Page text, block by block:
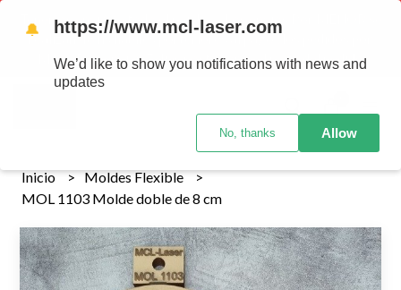
Tenemos envios a todo el pais!........ Los envios Por MENOR se
realizan 48 hs habiles porteriores al pago , los pedidos por
MAYOR se envian 7 dias posteriores al pago del pedido
Inicio
Moldes Flexible
MOL 1103 Molde doble de 8 cm
🔔 https://www.mcl-laser.com
We’d like to show you notifications with news and
updates
No, thanks Allow